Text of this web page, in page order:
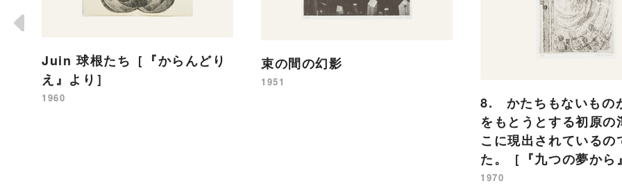
Juin 球根たち［『からんどり
え』より］
1960
束の間の幻影
1951
8. かたちもないもの
をもとうとする初原の
こに現出されているの
た。［『九つの夢から
1970